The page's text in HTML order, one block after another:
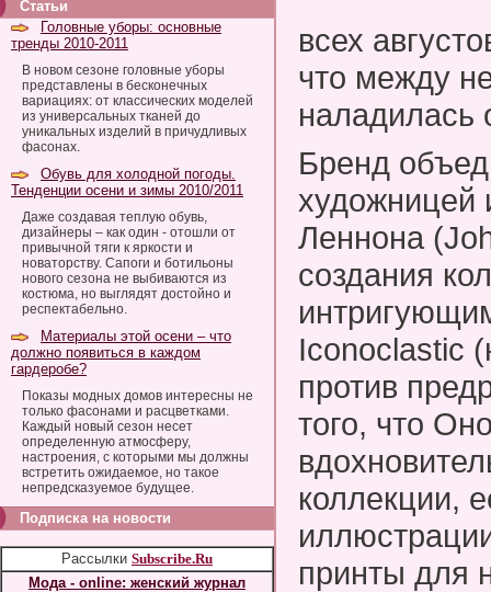
Статьи
Головные уборы: основные
тренды 2010-2011
В новом сезоне головные уборы
представлены в бесконечных
вариациях: от классических моделей
из универсальных тканей до
уникальных изделий в причудливых
фасонах.
Обувь для холодной погоды.
Тенденции осени и зимы 2010/2011
Даже создавая теплую обувь,
дизайнеры – как один - отошли от
привычной тяги к яркости и
новаторству. Сапоги и ботильоны
нового сезона не выбиваются из
костюма, но выглядят достойно и
респектабельно.
Материалы этой осени – что
должно появиться в каждом
гардеробе?
Показы модных домов интересны не
только фасонами и расцветками.
Каждый новый сезон несет
определенную атмосферу,
настроения, с которыми мы должны
встретить ожидаемое, но такое
непредсказуемое будущее.
Подписка на новости
Рассылки Subscribe.Ru
Мода - online: женский журнал
всех
что между
наладилась
Бренд
художницей
Леннона
создания
Iconoclastic
против
того, что
коллекции,
принты для